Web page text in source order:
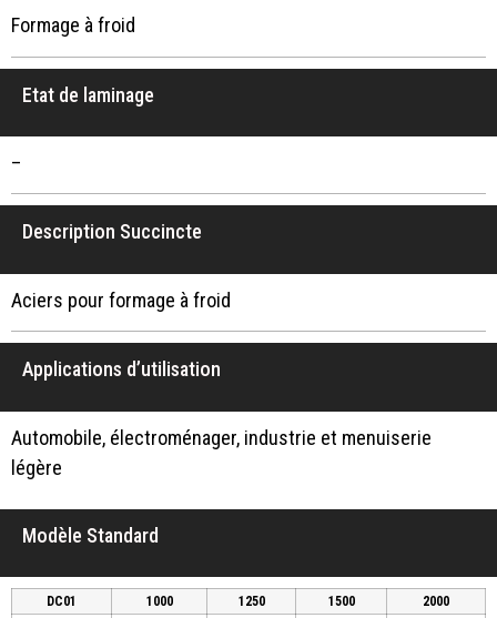
Formage à froid
Etat de laminage
–
Description Succincte
Aciers pour formage à froid
Applications d’utilisation
Automobile, électroménager, industrie et menuiserie
légère
Modèle Standard
DC01 1000 1250 1500
2000